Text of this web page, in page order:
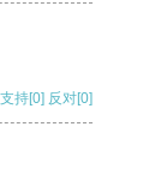
支持[0] 反对[0]